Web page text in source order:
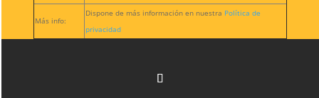
Más info:
Dispone de más información en nuestra Política de
privacidad